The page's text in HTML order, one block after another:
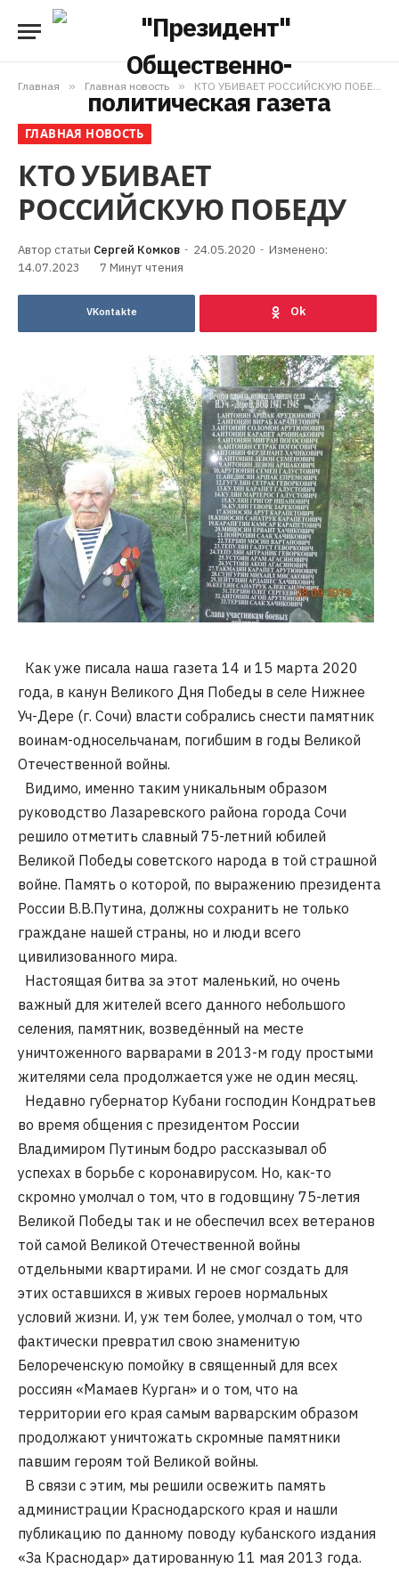
Главная » Главная новость » КТО УБИВАЕТ РОССИЙСКУЮ ПОБЕДУ
ГЛАВНАЯ НОВОСТЬ
КТО УБИВАЕТ
РОССИЙСКУЮ ПОБЕДУ
Сергей Комков 24.05.2020
Изменено:
14.07.2023
7 Минут чтения
VKontakte
Как уже писала наша газета 14 и 15 марта 2020
года, в канун Великого Дня Победы в селе Нижнее
Уч-Дере (г. Сочи) власти собрались снести памятник
воинам-односельчанам, погибшим в годы Великой
Отечественной войны.
Видимо, именно таким уникальным образом
руководство Лазаревского района города Сочи
решило отметить славный 75-летний юбилей
Великой Победы советского народа в той страшной
войне. Память о которой, по выражению президента
России В.В.Путина, должны сохранить не только
граждане нашей страны, но и люди всего
цивилизованного мира.
Настоящая битва за этот маленький, но очень
важный для жителей всего данного небольшого
селения, памятник, возведённый на месте
уничтоженного варварами в 2013-м году простыми
жителями села продолжается уже не один месяц.
Недавно губернатор Кубани господин Кондратьев
во время общения с президентом России
Владимиром Путиным бодро рассказывал об
успехах в борьбе с коронавирусом. Но, как-то
скромно умолчал о том, что в годовщину 75-летия
Великой Победы так и не обеспечил всех ветеранов
той самой Великой Отечественной войны
отдельными квартирами. И не смог создать для
этих оставшихся в живых героев нормальных
условий жизни. И, уж тем более, умолчал о том, что
фактически превратил свою знаменитую
Белореченскую помойку в священный для всех
россиян «Мамаев Курган» и о том, что на
территории его края самым варварским образом
продолжают уничтожать скромные памятники
павшим героям той Великой войны.
В связи с этим, мы решили освежить память
администрации Краснодарского края и нашли
публикацию по данному поводу кубанского издания
«За Краснодар» датированную 11 мая 2013 года.